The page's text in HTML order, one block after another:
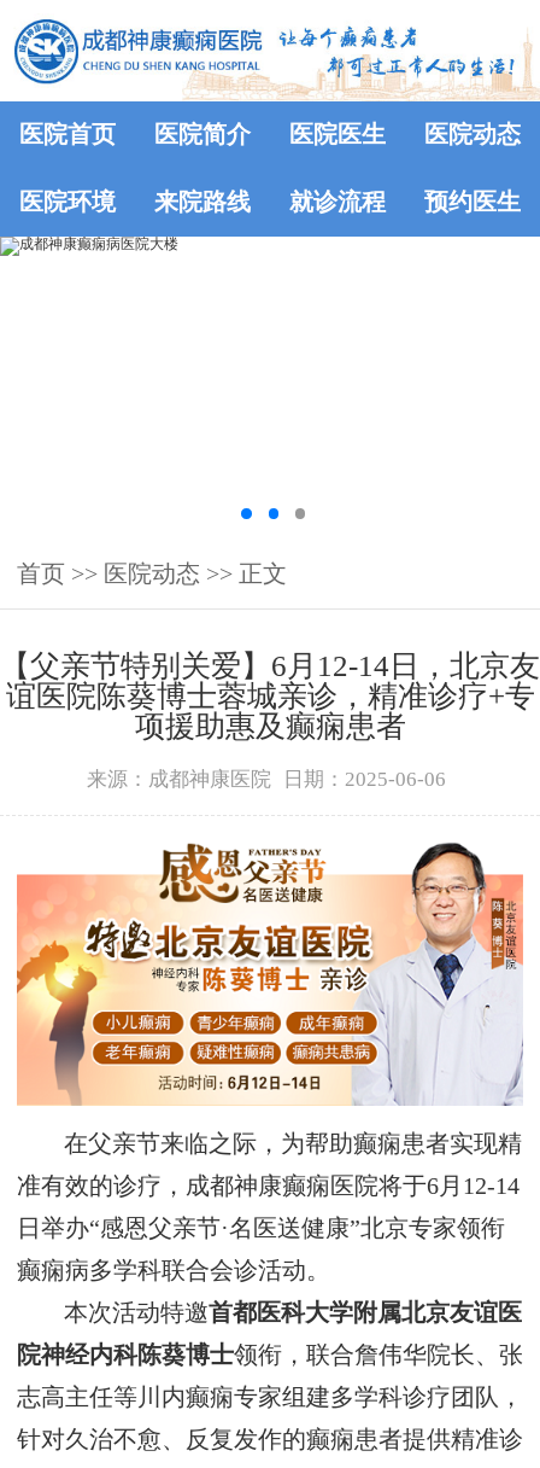
医院首页 医院简介 医院医生 医院动态
医院环境 来院路线 就诊流程 预约医生
首页 >> 医院动态 >> 正文
‌【父亲节特别关爱】6月12-14日，北京友
谊医院陈葵博士蓉城亲诊，精准诊疗+专
项援助惠及癫痫患者
来源：成都神康医院 日期：2025-06-06
在父亲节来临之际，为帮助癫痫患者实现精
准有效的诊疗，成都神康癫痫医院将于‌6月12-14
日‌举办“感恩父亲节·名医送健康”北京专家领衔
癫痫病多学科联合会诊活动。
本次活动特邀首都医科大学附属‌北京友谊医
院神经内科陈葵博士‌领衔，联合詹伟华院长、张
志高主任等川内癫痫专家组建多学科诊疗团队，
针对久治不愈、反复发作的癫痫患者提供精准诊